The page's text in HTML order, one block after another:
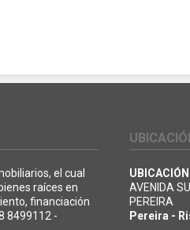
el cual
raíces en
financiación
8499112 -
UBICACIÓN
AVENIDA
PEREIRA
Pereira -